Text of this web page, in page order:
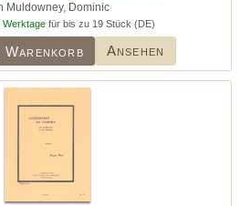
Muldowney, Dominic
Werktagefür bis zu 19 Stück (DE)
Warenkorb Ansehen